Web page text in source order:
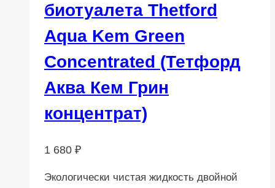
биотуалета Thetford
Aqua Kem Green
Concentrated (Тетфорд
Аква Кем Грин
концентрат)
1 680 ₽
Экологически чистая жидкость двойной